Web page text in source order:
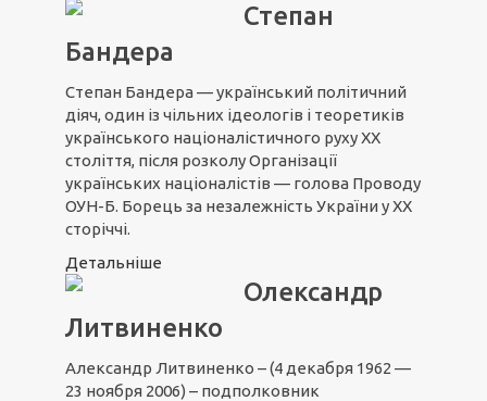
Степан
Бандера
Степан Бандера — український політичний
діяч, один із чільних ідеологів і теоретиків
українського націоналістичного руху XX
століття, після розколу Організації
українських націоналістів — голова Проводу
ОУН-Б. Борець за незалежність України у ХХ
сторіччі.
Детальніше
Олександр
Литвиненко
Александр Литвиненко – (4 декабря 1962 —
23 ноября 2006) – подполковник